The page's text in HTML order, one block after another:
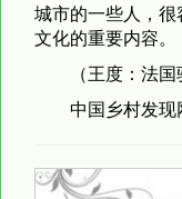
城市的一些人，
文化的重要内容。
（王度：法
中国乡村发现